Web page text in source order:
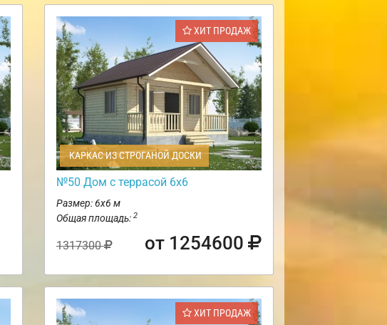
ХИТ ПРОДАЖ
КАРКАС ИЗ СТРОГАНОЙ ДОСКИ
№50 Дом с террасой 6х6
Размер: 6х6 м
Общая площадь: 2
1317300 от 1254600
ХИТ ПРОДАЖ